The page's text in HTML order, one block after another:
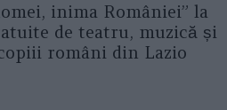
inima României” la
de teatru, muzică și
români din Lazio